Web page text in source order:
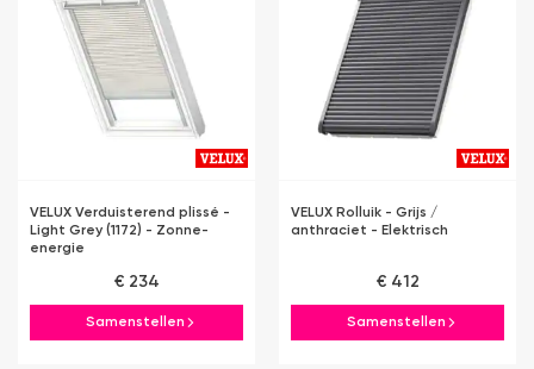
VELUX Verduisterend plissé -
Light Grey (1172) - Zonne-
energie
€ 234
Samenstellen
VELUX Rolluik - Grijs /
anthraciet - Elektrisch
€ 412
Samenstellen